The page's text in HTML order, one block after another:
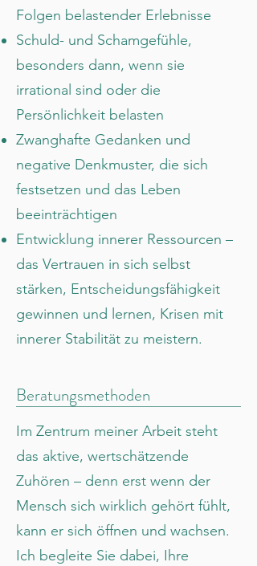
Folgen belastender Erlebnisse
Schuld- und Schamgefühle,
besonders dann, wenn sie
irrational sind oder die
Persönlichkeit belasten
Zwanghafte Gedanken und
negative Denkmuster, die sich
festsetzen und das Leben
beeinträchtigen
Entwicklung innerer Ressourcen –
das Vertrauen in sich selbst
stärken, Entscheidungsfähigkeit
gewinnen und lernen, Krisen mit
innerer Stabilität zu meistern.
Beratungsmethoden
Im Zentrum meiner Arbeit steht
das aktive, wertschätzende
Zuhören – denn erst wenn der
Mensch sich wirklich gehört fühlt,
kann er sich öffnen und wachsen.
Ich begleite Sie dabei, Ihre